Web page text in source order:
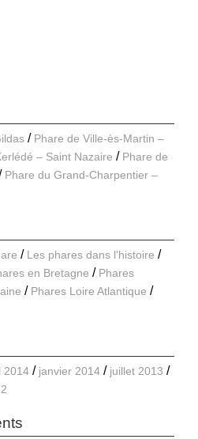
Phare de Ville-ès-Martin –
– Saint Nazaire
Phare de
Phare du Grand-Charpentier –
Les phares dans l'histoire
en Bretagne
Phares
Phares Loire Atlantique
2014 janvier 2014
juillet 2013